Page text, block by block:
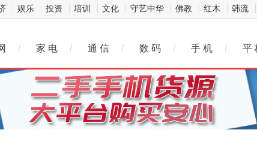
娱乐 投资 培训 文化 守艺中华 佛教 红木 韩流
/ 家 电 / 通 信 / 数 码 / 手 机 / 平